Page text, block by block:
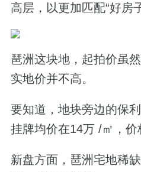
高层，以更加匹配“好房
琶洲这块地，起拍价虽
实地价并不高。
要知道，地块旁边的保
挂牌均价在14万 /㎡，价
新盘方面，琶洲宅地稀